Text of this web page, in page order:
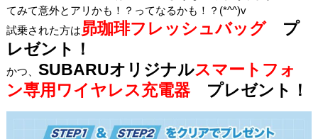
てみて意外とアリかも！？ってなるかも！？(*^^)v
試乗された方は 昴珈琲フレッシュバッグ プ
レゼント！
かつ、 SUBARUオリジナルスマートフォ
ン専用ワイヤレス充電器 プレゼント！